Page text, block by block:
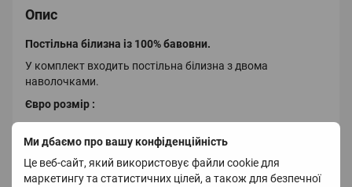
Ми дбаємо про вашу конфіденційність
Це веб-сайт, який використовує файли cookie для
маркетингу та статистичних цілей, а також для безпечної
Опис
Постільна білизна із 100% бавовни.
У комплект входить постільна білизна з двома
наволочками.
Євро розмір :
Простирадло 245х250
Підковдра 200х230
Наволочки 48х74